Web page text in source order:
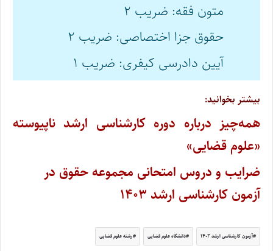
متون فقه: ضریب ۲
حقوق جزا اختصاصی: ضریب ۲
آیین دادرسی کیفری: ضریب ۱
بیشتر بخوانید:
همه‌چیز درباره دوره کارشناسی ارشد ناپیوسته
«علوم قضایی»
ضرایب و دروس امتحانی مجموعه حقوق در
آزمون کارشناسی ارشد ۱۴۰۳
آزمون کارشناسی ارشد ۱۴۰۳ دانشگاه علوم قضایی رشته علوم قضایی